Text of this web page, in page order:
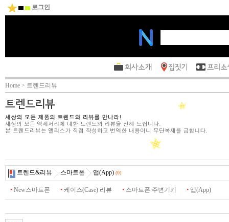
로그인
Home > 트렌드리뷰
트렌드&리뷰 스마트폰 앱(App) (0)
• New스마트폰 • 케이스(Case) 리뷰 • 스마트폰 주변기기 • 앱(App)